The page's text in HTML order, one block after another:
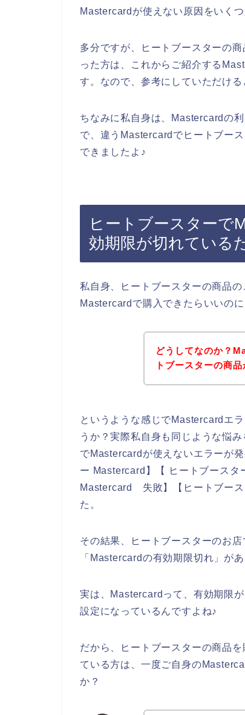
Mastercardが使えない原因をいく
多分ですが、ヒートブースターの
った方は、これからご紹介する
す。なので、参考にしていただける
ちなみに私自身は、Mastercardの
で、違うMastercardでヒートブー
できましたよ♪
ヒートブースターで
効期限が切れている
私自身、ヒートブースターの商品
Mastercardで購入できたらいいの
どうしてなのか？
トブースターの商
というような感じでMastercardエ
うか？実際私自身も同じような悩
でMastercardが使えないエラーが
ー Mastercard】【 ヒートブース
Mastercard 失敗】【ヒートブー
た。
その結果、ヒートブースターのお
「Mastercardの有効期限切れ」が
実は、Mastercardって、有効期限
設定になっているんですよね♪
だから、ヒートブースターの商品
ている方は、一度ご自身の
か？